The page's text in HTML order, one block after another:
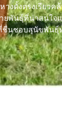
งตั้งตรงเรียวค
ยพันธุ์ที่น่าสนใจ
ชื่นชอบสุนัขพันธุ์